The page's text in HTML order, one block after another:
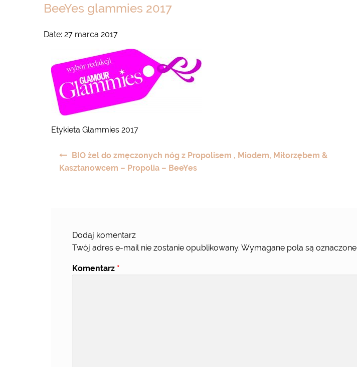
BeeYes glammies 2017
Date: 27 marca 2017
Etykieta Glammies 2017
Nawigacja
wpisu
BIO żel do zmęczonych nóg z Propolisem , Miodem, Miłorzębem &
Kasztanowcem – Propolia – BeeYes
Dodaj komentarz
Twój adres e-mail nie zostanie opublikowany. Wymagane pola są oznaczone
Komentarz *